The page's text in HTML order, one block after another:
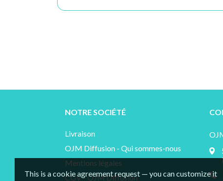
This is a cookie agreement request — you can customize it
NOTRE SOCIÉTÉ
Livraison
OJM Diffusion - Qui sommes-nous
Mentions légales
CGV - OJM Diffusion